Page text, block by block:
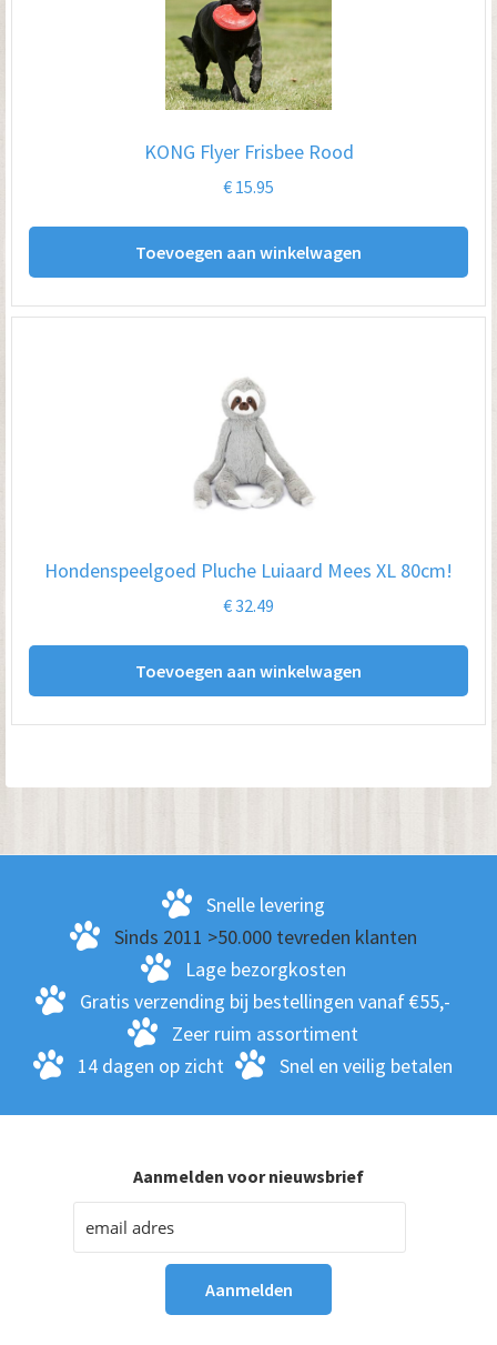
KONG Flyer Frisbee Rood
€ 15.95
Toevoegen aan winkelwagen
Hondenspeelgoed Pluche Luiaard Mees XL 80cm!
€32.49
Toevoegen aan winkelwagen
Snelle levering
Sinds 2011 >50.000 tevreden klanten
Lage bezorgkosten
Gratis verzending bij bestellingen vanaf €55,-
Zeer ruim assortiment
14 dagen op zicht
Snel en veilig betalen
Aanmelden voor nieuwsbrief